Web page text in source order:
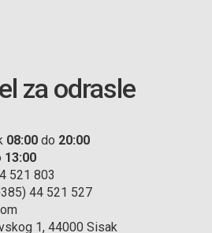
za odrasle
08:00 do 20:00
13:00
521 803
44 521 527
1, 44000 Sisak